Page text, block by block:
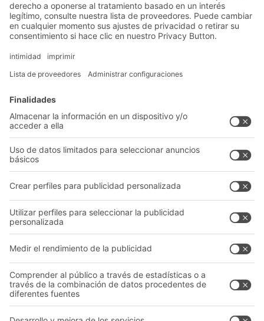
Soluciones
Soluciones intralogísticas
Sistemas de transporte
Nuestros servicios
Asesoramiento y servicio
Catálogo General
Documentos para descargar
Formulario de contacto
Empresa
Quiénes somos
Nuestra red global
Centros de producción
Follow us